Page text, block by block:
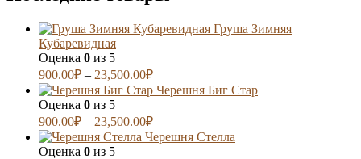
Груша Зимняя
Кубаревидная
Оценка 0 из 5
900.00₽ – 23,500.00₽
Черешня Биг Стар
Оценка 0 из 5
900.00₽ – 23,500.00₽
Черешня Стелла
Оценка 0 из 5